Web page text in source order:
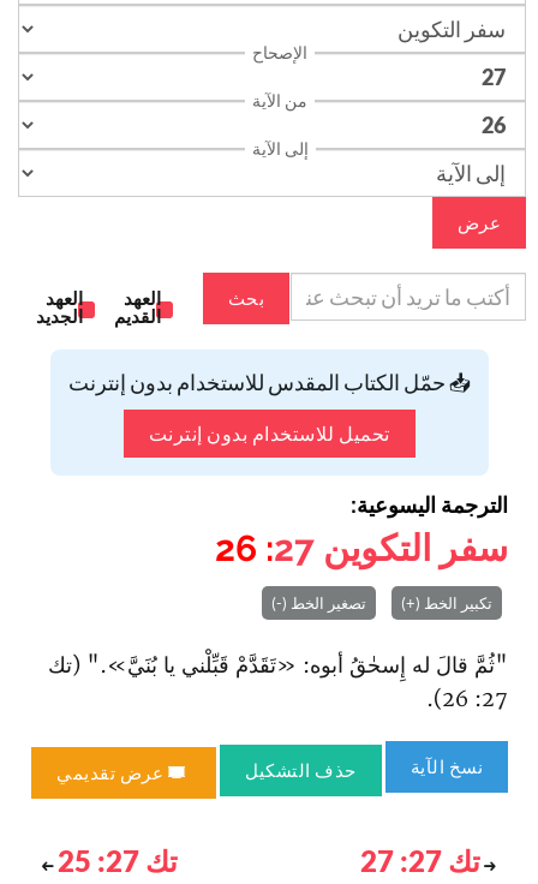
الإصحاح
من الآية
إلى الآية
عرض
بحث
العهد
القديم
العهد
الجديد
📥 حمّل الكتاب المقدس للاستخدام بدون إنترنت
تحميل للاستخدام بدون إنترنت
الترجمة اليسوعية:
سفر التكوين 27
: 26
تكبير الخط (+) تصغير الخط (-)
"ثُمَّ قالَ له إِسحٰقُ أبوه: «تَقَدَّمْ قَبِّلْني يا بُنَيَّ»." (تك
27: 26).
نسخ الآية حذف التشكيل عرض تقديمي
تك 27: 27 تك 27: 25